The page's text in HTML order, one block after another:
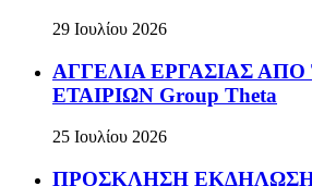
29 Ιουλίου 2026
ΑΓΓΕΛΙΑ ΕΡΓΑΣΙΑΣ
ΕΤΑΙΡΙΩΝ Group Theta
25 Ιουλίου 2026
ΠΡΟΣΚΛΗΣΗ